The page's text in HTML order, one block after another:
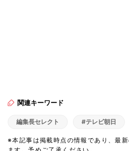
関連キーワード
編集長セレクト #テレビ朝日
※本記事は掲載時点の情報であり、最